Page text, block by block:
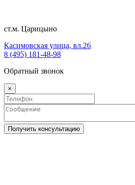
ст.м. Царицыно
Касимовская улица, вл.26
8 (495) 181-48-98
Обратный звонок
×
Получить консультацию